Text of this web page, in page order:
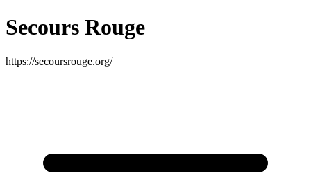
Secours Rouge
https://secoursrouge.org/